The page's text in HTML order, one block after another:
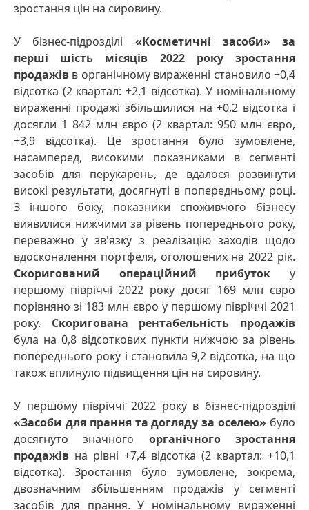
зростання цін на сировину.
У бізнес-підрозділі «Косметичні засоби»
за
перші шість місяців 2022 року зростання
продажів в органічному вираженні становило +0,4
відсотка (2 квартал: +2,1 відсотка). У номінальному
вираженні продажі збільшилися на +0,2 відсотка і
досягли 1 842 млн євро (2 квартал: 950 млн євро,
+3,9 відсотка). Це зростання було зумовлене,
насамперед, високими показниками в сегменті
засобів для перукарень, де вдалося розвинути
високі результати, досягнуті в попередньому році.
З іншого боку, показники споживчого бізнесу
виявилися нижчими за рівень попереднього року,
переважно у зв'язку з реалізацію заходів щодо
вдосконалення портфеля, оголошених на 2022 рік.
Скоригований операційний прибуток у
першому півріччі 2022 року досяг 169 млн євро
порівняно зі 183 млн євро у першому півріччі 2021
року. Скоригована рентабельність продажів
була на 0,8 відсоткових пункти нижчою за рівень
попереднього року і становила 9,2 відсотка, на що
також вплинуло підвищення цін на сировину.
У першому півріччі 2022 року в бізнес-підрозділі
«Засоби для прання та догляду за оселею» було
досягнуто значного органічного зростання
продажів на рівні +7,4 відсотка (2 квартал: +10,1
відсотка). Зростання було зумовлене, зокрема,
двозначним збільшенням продажів у сегменті
засобів для прання. У номінальному вираженні